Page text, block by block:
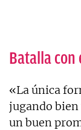
Batalla con
«La única
jugando
un buen